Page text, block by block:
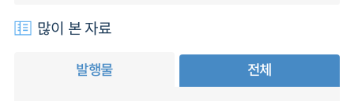
많이 본 자료
발행물 전체